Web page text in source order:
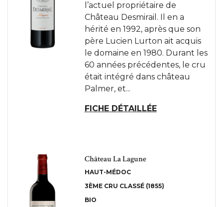
l’actuel propriétaire de
Château Desmirail. Il en a
hérité en 1992, après que son
père Lucien Lurton ait acquis
le domaine en 1980. Durant les
60 années précédentes, le cru
était intégré dans château
Palmer, et...
FICHE DÉTAILLÉE
Château La Lagune
HAUT-MÉDOC
3ÈME CRU CLASSÉ (1855)
BIO